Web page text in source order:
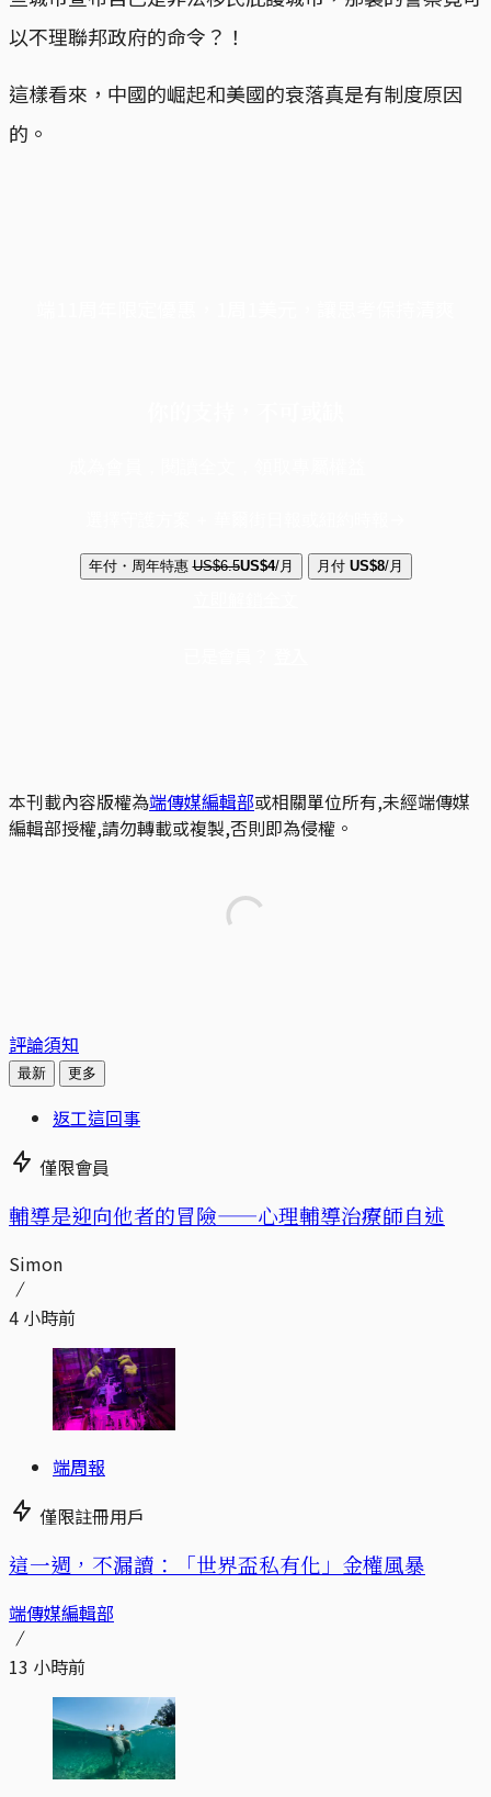
以不理聯邦政府的命令？！
這樣看來，中國的崛起和美國的衰落真是有制度原因
的。
年付・周年特惠 US$6.5US$4/月 月付 US$8/月
本刊載內容版權為端傳媒編輯部或相關單位所有,未經端傳媒
編輯部授權,請勿轉載或複製,否則即為侵權。
評論須知
最新 更多
返工這回事
僅限會員
輔導是迎向他者的冒險——心理輔導治療師自述
Simon
4 小時前
端周報
僅限註冊用戶
這一週，不漏讀：「世界盃私有化」金權風暴
端傳媒編輯部
13 小時前